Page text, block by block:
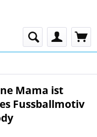
Mama ist
Fussballmotiv